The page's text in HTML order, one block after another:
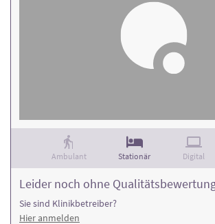
Ambulant Stationär Digital
Leider noch ohne
Sie sind Klinikbetreiber?
Hier anmelden